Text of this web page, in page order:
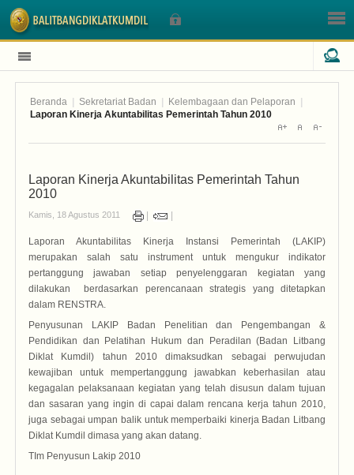
Beranda Sekretariat Badan Kelembagaan dan Pelaporan
Laporan Kinerja Akuntabilitas Pemerintah Tahun 2010
Laporan Kinerja Akuntabilitas Pemerintah Tahun
2010
Kamis, 18 Agustus 2011
Laporan Akuntabilitas Kinerja Instansi Pemerintah (LAKIP)
merupakan salah satu instrument untuk mengukur indikator
pertanggung jawaban setiap penyelenggaran kegiatan yang
dilakukan berdasarkan perencanaan strategis yang ditetapkan
dalam RENSTRA.
Penyusunan LAKIP Badan Penelitian dan Pengembangan &
Pendidikan dan Pelatihan Hukum dan Peradilan (Badan Litbang
Diklat Kumdil) tahun 2010 dimaksudkan sebagai perwujudan
kewajiban untuk mempertanggung jawabkan keberhasilan atau
kegagalan pelaksanaan kegiatan yang telah disusun dalam tujuan
dan sasaran yang ingin di capai dalam rencana kerja tahun 2010,
juga sebagai umpan balik untuk memperbaiki kinerja Badan Litbang
Diklat Kumdil dimasa yang akan datang.
TIm Penyusun Lakip 2010
Sign In
Lupa Sandi Anda?
Lupa Nama Pengguna?